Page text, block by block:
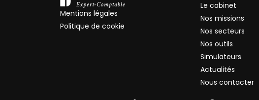
Mentions légales
Politique de cookie
Le cabinet
Nos missions
Nos secteurs
Nos outils
Simulateurs
Actualités
Nous contacter